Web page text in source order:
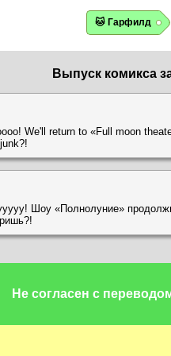
🐱 Гарфилд
Выпуск комикса
We'll return to «Full moon
Шоу «Полнолуние»
Не согласен с